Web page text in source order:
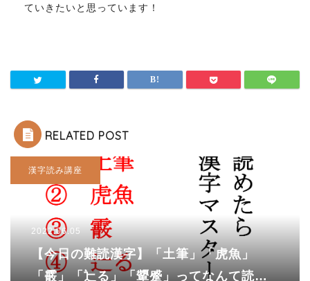
ていきたいと思っています！
RELATED POST
漢字読み講座
2022.06.05
【今日の難読漢字】「土筆」「虎魚」
「霰」「辷る」「顰蹙」ってなんて読